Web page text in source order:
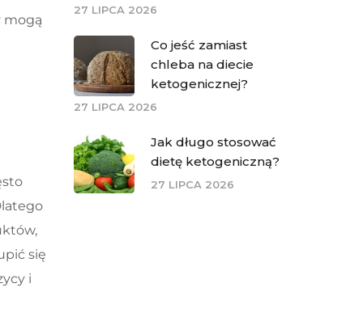
mogą
się
i
27 LIPCA 2026
Co jeść zamiast
chleba na diecie
ketogenicznej?
27 LIPCA 2026
Jak długo stosować
dietę ketogeniczną?
27 LIPCA 2026